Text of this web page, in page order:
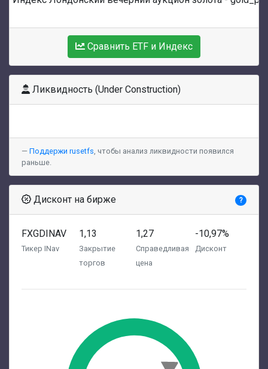
Сравнить ETF и Индекс
Ликвидность (Under Construction)
Поддержи rusetfs, чтобы анализ ликвидности появился
раньше.
Дисконт на бирже ?
FXGDINAV
Тикер INav
1,13
Закрытие
торгов
1,27
Справедливая
цена
-10,97%
Дисконт